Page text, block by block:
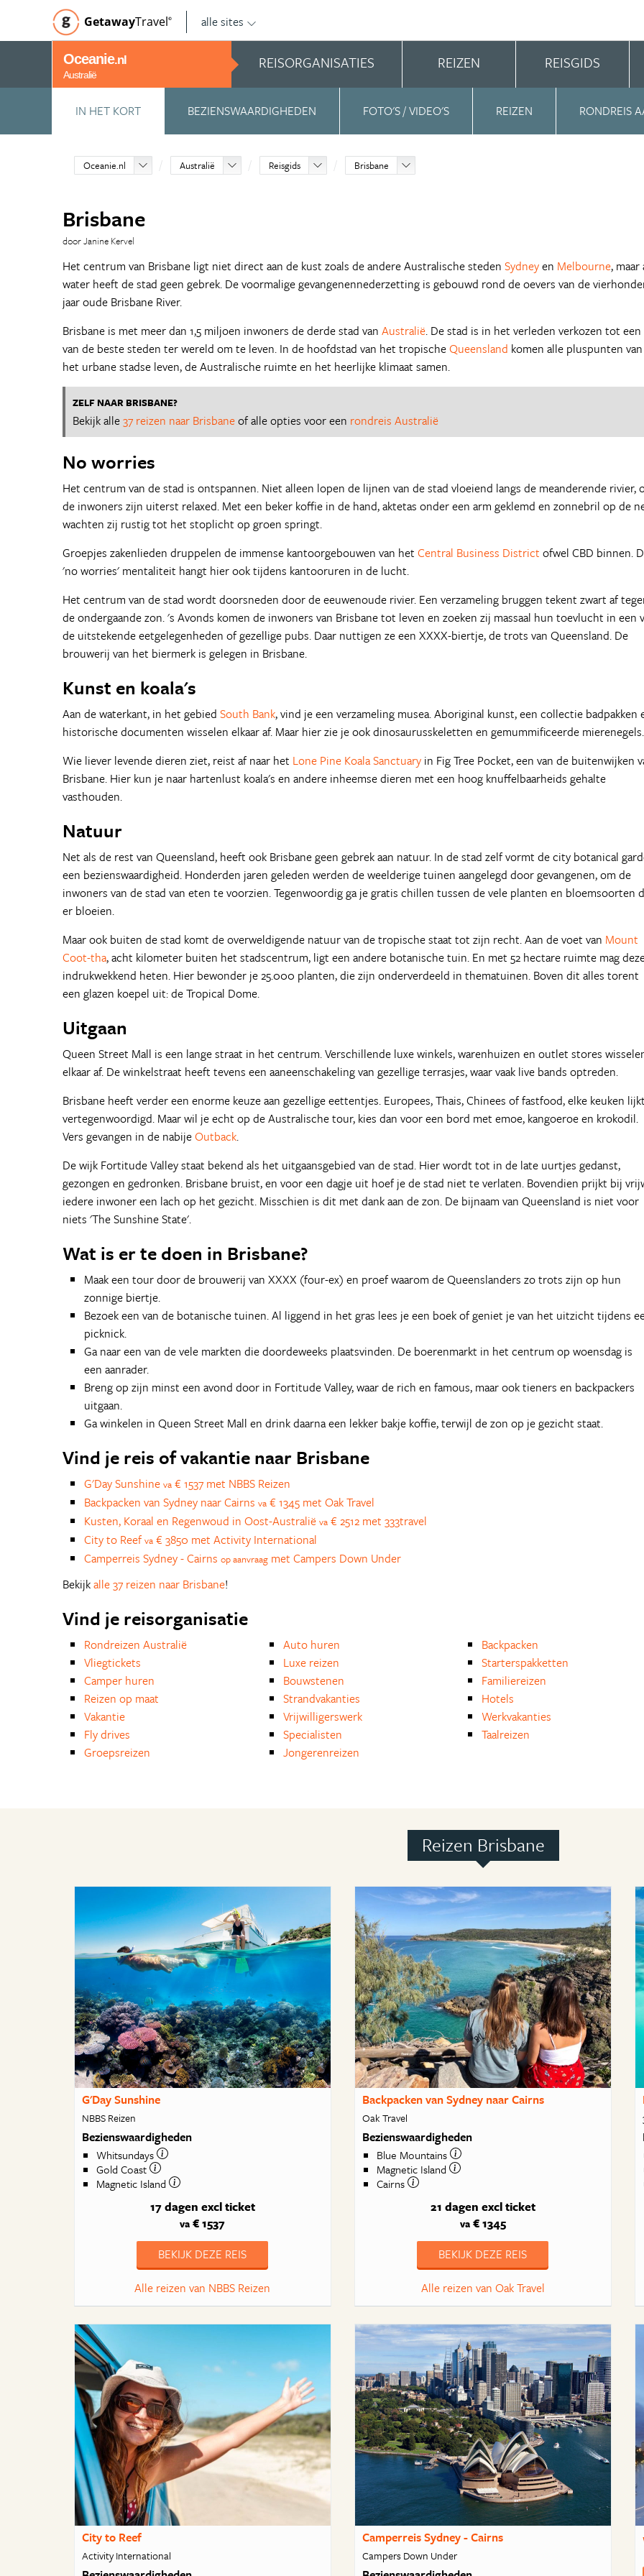
GetawayTravel© alle sites
Oceanie.nl
Australië
REISORGANISATIES REIZEN REISGIDS
IN HET KORT BEZIENSWAARDIGHEDEN FOTO'S / VIDEO'S REIZEN RONDREIS
Oceanie.nl Australië Reisgids Brisbane
Brisbane
door Janine Kervel
Het centrum van Brisbane ligt niet direct aan de kust zoals de andere Australische steden Sydneyen Melbourne, maar
water heeft de stad geen gebrek. De voormalige gevangenennederzetting is gebouwd rond de oevers van de
jaar oude Brisbane River.
Brisbane is met meer dan 1,5 miljoen inwoners de derde stad van Australië. De stad is in het verleden verkozen tot een
van de beste steden ter wereld om te leven. In de hoofdstad van het tropischeQueensland komen alle pluspunten van
het urbane stadse leven, de Australische ruimte en het heerlijke klimaat samen.
ZELF NAAR BRISBANE?
Bekijk alle37 reizen naar Brisbaneof alle opties voor een rondreis Australië
No worries
Het centrum van de stad is ontspannen. Niet alleen lopen de lijnen van de stad vloeiend langs de meanderende rivier,
de inwoners zijn uiterst relaxed. Met een beker koffie in de hand, aktetas onder een arm geklemd en zonnebril op de
wachten zij rustig tot het stoplicht op groen springt.
Groepjes zakenlieden druppelen de immense kantoorgebouwen van het Central Business District ofwel CBD binnen.
'no worries' mentaliteit hangt hier ook tijdens kantooruren in de lucht.
Het centrum van de stad wordt doorsneden door de eeuwenoude rivier. Een verzameling bruggen tekent zwart af
de ondergaande zon. 's Avonds komen de inwoners van Brisbane tot leven en zoeken zij massaal hun toevlucht in een
de uitstekende eetgelegenheden of gezellige pubs. Daar nuttigen ze een XXXX-biertje, de trots van Queensland. De
brouwerij van het biermerk is gelegen in Brisbane.
Kunst en koala's
Aan de waterkant, in het gebied South Bank, vind je een verzameling musea. Aboriginal kunst, een collectie badpakken
historische documenten wisselen elkaar af. Maar hier zie je ook dinosaurusskeletten en gemummificeerde mierenegels.
Wie liever levende dieren ziet, reist af naar het Lone Pine Koala Sanctuary in Fig Tree Pocket, een van de buitenwijken
Brisbane. Hier kun je naar hartenlust koala's en andere inheemse dieren met een hoog knuffelbaarheids gehalte
vasthouden.
Natuur
Net als de rest van Queensland, heeft ook Brisbane geen gebrek aan natuur. In de stad zelf vormt de city botanical
een bezienswaardigheid. Honderden jaren geleden werden de weelderige tuinen aangelegd door gevangenen, om de
inwoners van de stad van eten te voorzien. Tegenwoordig ga je gratis chillen tussen de vele planten en bloemsoorten
er bloeien.
Maar ook buiten de stad komt de overweldigende natuur van de tropische staat tot zijn recht. Aan de voet van Mount
Coot-tha, acht kilometer buiten het stadscentrum, ligt een andere botanische tuin. En met 52 hectare ruimte mag
indrukwekkend heten. Hier bewonder je 25.000 planten, die zijn onderverdeeld in thematuinen. Boven dit alles torent
een glazen koepel uit: de Tropical Dome.
Uitgaan
Queen Street Mall is een lange straat in het centrum. Verschillende luxe winkels, warenhuizen en outlet stores
elkaar af. De winkelstraat heeft tevens een aaneenschakeling van gezellige terrasjes, waar vaak live bands optreden.
Brisbane heeft verder een enorme keuze aan gezellige eettentjes. Europees, Thais, Chinees of fastfood, elke keuken lijkt
vertegenwoordigd. Maar wil je echt op de Australische tour, kies dan voor een bord met emoe, kangoeroe en krokodil.
Vers gevangen in de nabijeOutback.
De wijk Fortitude Valley staat bekend als het uitgaansgebied van de stad. Hier wordt tot in de late uurtjes gedanst,
gezongen en gedronken. Brisbane bruist, en voor een dagje uit hoef je de stad niet te verlaten. Bovendien prijkt bij
iedere inwoner een lach op het gezicht. Misschien is dit met dank aan de zon. De bijnaam van Queensland is niet voor
niets 'The Sunshine State'.
Wat is er te doen in Brisbane?
Maak een tour door de brouwerij van XXXX (four-ex) en proef waarom de Queenslanders zo trots zijn op hun
zonnige biertje.
Bezoek een van de botanische tuinen. Al liggend in het gras lees je een boek of geniet je van het uitzicht tijdens
picknick.
Ga naar een van de vele markten die doordeweeks plaatsvinden. De boerenmarkt in het centrum op woensdag is
een aanrader.
Breng op zijn minst een avond door in Fortitude Valley, waar de rich en famous, maar ook tieners en backpackers
uitgaan.
Ga winkelen in Queen Street Mall en drink daarna een lekker bakje koffie, terwijl de zon op je gezicht staat.
Vind je reis of vakantie naar Brisbane
G'Day Sunshine va € 1537 met NBBS Reizen
Backpacken van Sydney naar Cairns va € 1345 met Oak Travel
Kusten, Koraal en Regenwoud in Oost-Australië va € 2512 met 333travel
City to Reefva € 3850 met Activity International
Camperreis Sydney - Cairns op aanvraag met Campers Down Under
Bekijkalle 37 reizen naar Brisbane!
Vind je reisorganisatie
Rondreizen Australië
Vliegtickets
Camper huren
Reizen op maat
Vakantie
Fly drives
Groepsreizen
Auto huren
Luxe reizen
Bouwstenen
Strandvakanties
Vrijwilligerswerk
Specialisten
Jongerenreizen
Backpacken
Starterspakketten
Familiereizen
Hotels
Werkvakanties
Taalreizen
Reizen Brisbane
G'Day Sunshine
NBBS Reizen
Bezienswaardigheden
Whitsundays
Gold Coast
Magnetic Island
17 dagen excl ticket
va € 1537
BEKIJK DEZE REIS
Alle reizen van NBBS Reizen
Backpacken van Sydney naar Cairns
Oak Travel
Bezienswaardigheden
Blue Mountains
Magnetic Island
Cairns
21 dagen excl ticket
va€ 1345
BEKIJK DEZE REIS
Alle reizen van Oak Travel
City to Reef
Activity International
Camperreis Sydney - Cairns
Campers Down Under